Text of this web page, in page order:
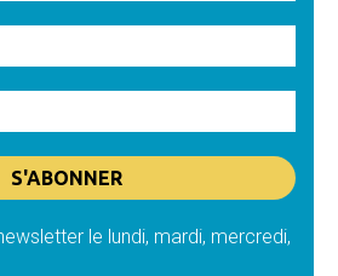
le lundi, mardi, mercredi,